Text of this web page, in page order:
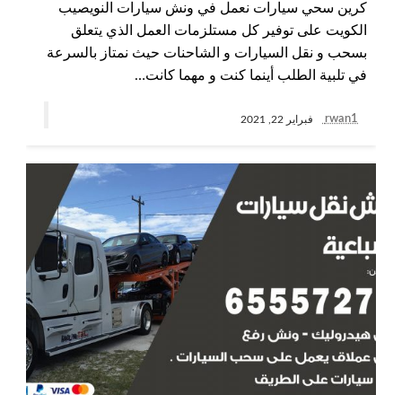
كرين سحي سيارات نعمل في ونش سيارات النويصيب
الكويت على توفير كل مستلزمات العمل الذي يتعلق
بسحب و نقل السيارات و الشاحنات حيث نمتاز بالسرعة
في تلبية الطلب أينما كنت و مهما كانت…
rwan1 فبراير 22, 2021